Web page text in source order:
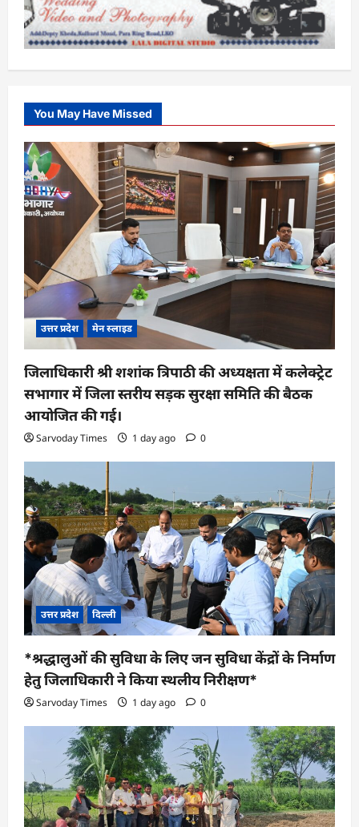
You May Have Missed
उत्तर प्रदेश मेन स्लाइड
जिलाधिकारी श्री शशांक त्रिपाठी की अध्यक्षता में कलेक्ट्रेट
सभागार में जिला स्तरीय सड़क सुरक्षा समिति की बैठक
आयोजित की गई।
Sarvoday Times 1 day ago 0
उत्तर प्रदेश दिल्ली
*श्रद्धालुओं की सुविधा के लिए जन सुविधा केंद्रों के निर्माण
हेतु जिलाधिकारी ने किया स्थलीय निरीक्षण*
Sarvoday Times 1 day ago 0